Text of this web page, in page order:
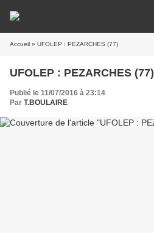
Accueil » UFOLEP : PEZARCHES (77)
UFOLEP : PEZARCHES (77)
Publié le 11/07/2016 à 23:14
Par T.BOULAIRE